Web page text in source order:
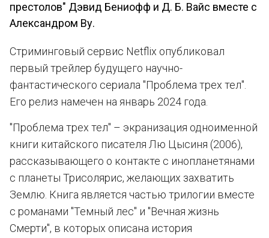
престолов" Дэвид Бениофф и Д. Б. Вайс вместе с
Александром Ву.
Стриминговый сервис Netflix опубликовал
первый трейлер будущего научно-
фантастического сериала "Проблема трех тел".
Его релиз намечен на январь 2024 года.
"Проблема трех тел" – экранизация одноименной
книги китайского писателя Лю Цысиня (2006),
рассказывающего о контакте с инопланетянами
с планеты Трисолярис, желающих захватить
Землю. Книга является частью трилогии вместе
с романами "Темный лес" и "Вечная жизнь
Смерти", в которых описана история